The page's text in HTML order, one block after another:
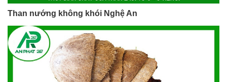
Than nướng không khói Nghệ An